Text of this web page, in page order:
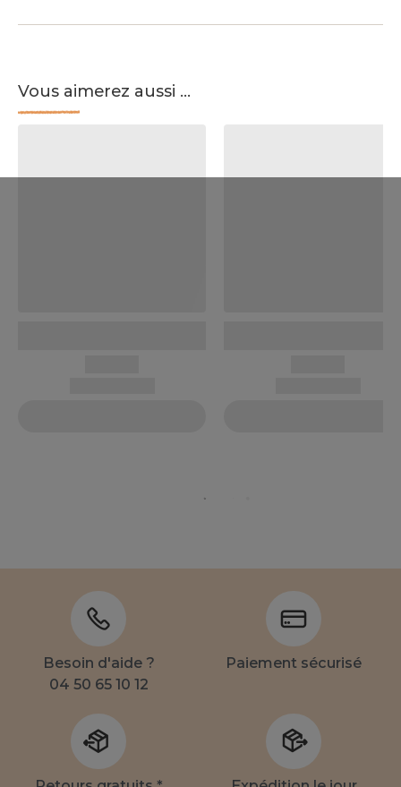
Vous aimerez aussi ...
Besoin d'aide ?
04 50 65 10 12
Paiement sécurisé